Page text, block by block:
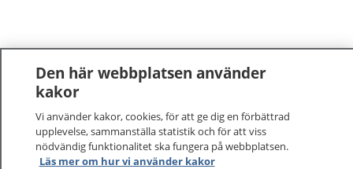
1177–tryggt om din hälsa och vård
På 1177.se får du råd om hälsa och information om
Den här webbplatsen använder
kakor
Vi använder kakor, cookies, för att ge dig en förbättrad
upplevelse, sammanställa statistik och för att viss
nödvändig funktionalitet ska fungera på webbplatsen.
Läs mer om hur vi använder kakor